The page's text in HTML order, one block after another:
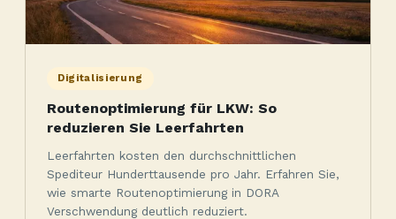
Digitalisierung
Routenoptimierung für LKW: So
reduzieren Sie Leerfahrten
Leerfahrten kosten den durchschnittlichen
Spediteur Hunderttausende pro Jahr. Erfahren Sie,
wie smarte Routenoptimierung in DORA
Verschwendung deutlich reduziert.